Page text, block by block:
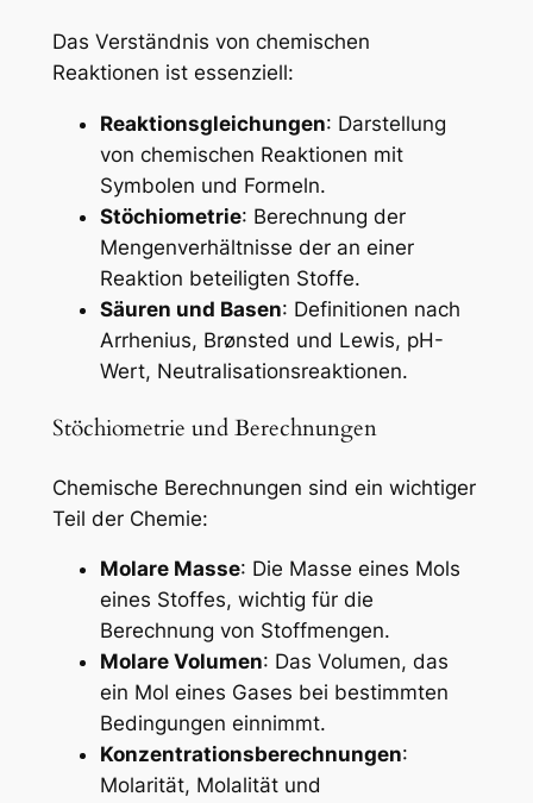
Das Verständnis von chemischen
Reaktionen ist essenziell:
Reaktionsgleichungen: Darstellung
von chemischen Reaktionen mit
Symbolen und Formeln.
Stöchiometrie: Berechnung der
Mengenverhältnisse der an einer
Reaktion beteiligten Stoffe.
Säuren und Basen: Definitionen nach
Arrhenius, Brønsted und Lewis, pH-
Wert, Neutralisationsreaktionen.
Stöchiometrie und Berechnungen
Chemische Berechnungen sind ein wichtiger
Teil der Chemie:
Molare Masse: Die Masse eines Mols
eines Stoffes, wichtig für die
Berechnung von Stoffmengen.
Molare Volumen: Das Volumen, das
ein Mol eines Gases bei bestimmten
Bedingungen einnimmt.
Konzentrationsberechnungen:
Molarität, Molalität und